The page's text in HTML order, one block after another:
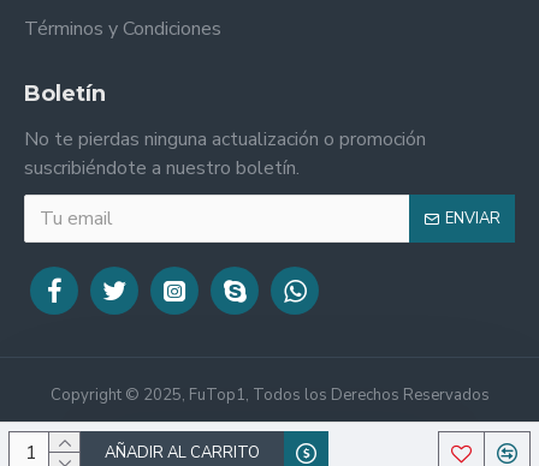
AÑADIR AL CARRITO
Términos y Condiciones
Boletín
No te pierdas ninguna actualización o promoción
suscribiéndote a nuestro boletín.
ENVIAR
Copyright © 2025, FuTop1, Todos los Derechos Reservados